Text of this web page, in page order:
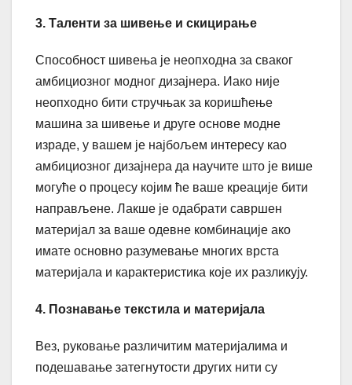
3. Таленти за шивење и скицирање
Способност шивења је неопходна за сваког
амбициозног модног дизајнера. Иако није
неопходно бити стручњак за коришћење
машина за шивење и друге основе модне
израде, у вашем је најбољем интересу као
амбициозног дизајнера да научите што је више
могуће о процесу којим ће ваше креације бити
направљене. Лакше је одабрати савршен
материјал за ваше одевне комбинације ако
имате основно разумевање многих врста
материјала и карактеристика које их разликују.
4. Познавање текстила и материјала
Вез, руковање различитим материјалима и
подешавање затегнутости других нити су